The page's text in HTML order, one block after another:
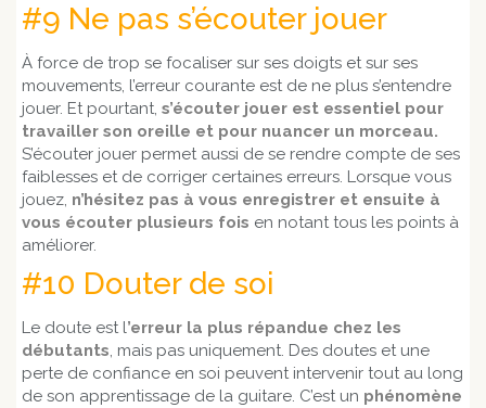
#9 Ne pas s’écouter jouer
À force de trop se focaliser sur ses doigts et sur ses
mouvements, l’erreur courante est de ne plus s’entendre
jouer. Et pourtant, s’écouter jouer est essentiel pour
travailler son oreille et pour nuancer un morceau.
S’écouter jouer permet aussi de se rendre compte de ses
faiblesses et de corriger certaines erreurs. Lorsque vous
jouez, n’hésitez pas à vous enregistrer et ensuite à
vous écouter plusieurs fois en notant tous les points à
améliorer.
#10 Douter de soi
Le doute est l’erreur la plus répandue chez les
débutants, mais pas uniquement. Des doutes et une
perte de confiance en soi peuvent intervenir tout au long
de son apprentissage de la guitare. C’est un phénomène